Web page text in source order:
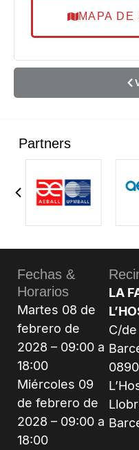
MAPA DE
Partners
Fechas &
Horarios
Martes 08 de
febrero de
2028 – 09:00 a
18:00
Miércoles 09
de febrero de
2028 – 09:00 a
18:00
LA
C/de